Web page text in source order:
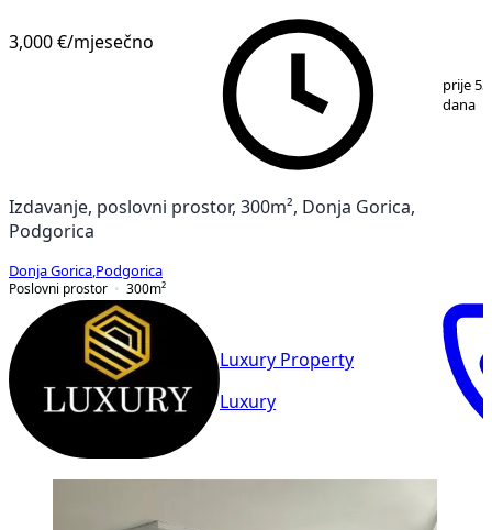
3,000 €/mjesečno
prije 53
dana
Izdavanje, poslovni prostor, 300m², Donja Gorica,
Podgorica
Donja Gorica Podgorica
Poslovni prostor
300m²
Luxury Property
Luxury